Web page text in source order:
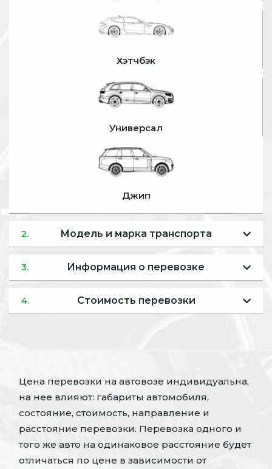
Хэтчбэк
Универсал
Джип
2. Модель и марка транспорта
3. Информация о перевозке
4. Стоимость перевозки
Цена перевозки на автовозе индивидуальна,
на нее влияют: габариты автомобиля,
состояние, стоимость, направление и
расстояние перевозки. Перевозка одного и
того же авто на одинаковое расстояние будет
отличаться по цене в зависимости от